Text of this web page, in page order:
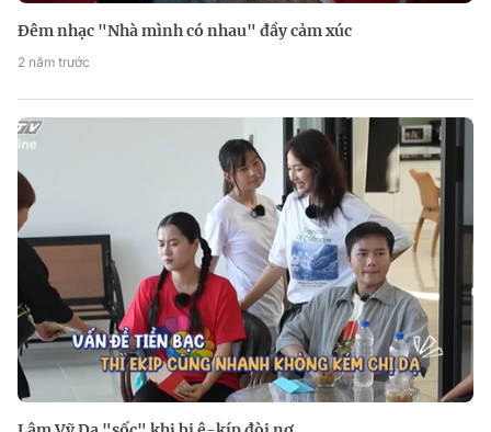
Đêm nhạc "Nhà mình có nhau" đầy cảm xúc
2 năm trước